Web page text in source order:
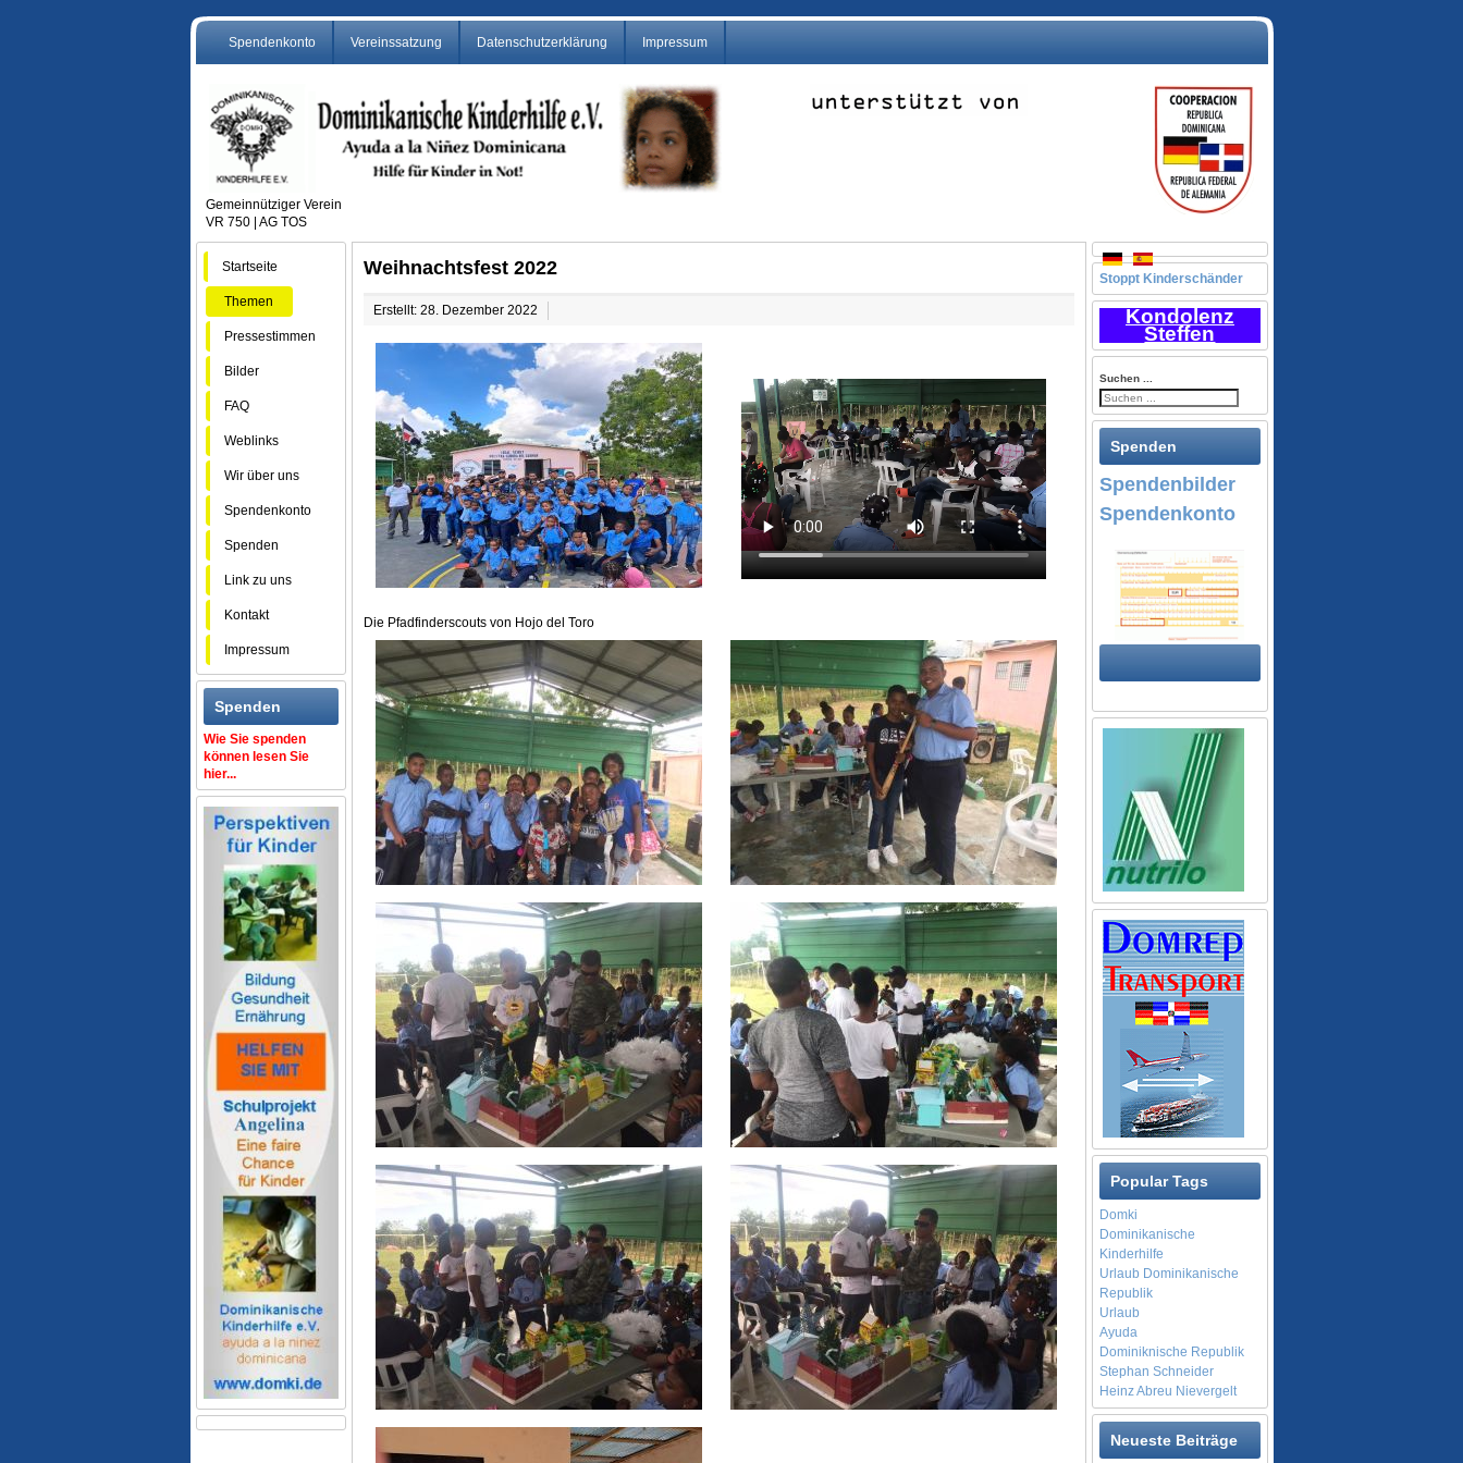
Spendenkonto Vereinssatzung Datenschutzerklärung Impressum
Gemeinnütziger Verein
VR 750 | AG TOS
Weihnachtsfest 2022
Erstellt: 28. Dezember 2022
Die Pfadfinderscouts von Hojo del Toro
Stoppt Kinderschänder
Kondolenz
Steffen
Suchen ...
Spenden
Spendenbilder
Spendenkonto
Popular Tags
Domki
Dominikanische
Kinderhilfe
Urlaub Dominikanische
Republik
Urlaub
Ayuda
Dominiknische Republik
Stephan Schneider
Heinz Abreu Nievergelt
Neueste Beiträge
Startseite
Themen
Pressestimmen
Bilder
FAQ
Weblinks
Wir über uns
Spendenkonto
Spenden
Link zu uns
Kontakt
Impressum
Spenden
Wie Sie spenden
können lesen Sie
hier...